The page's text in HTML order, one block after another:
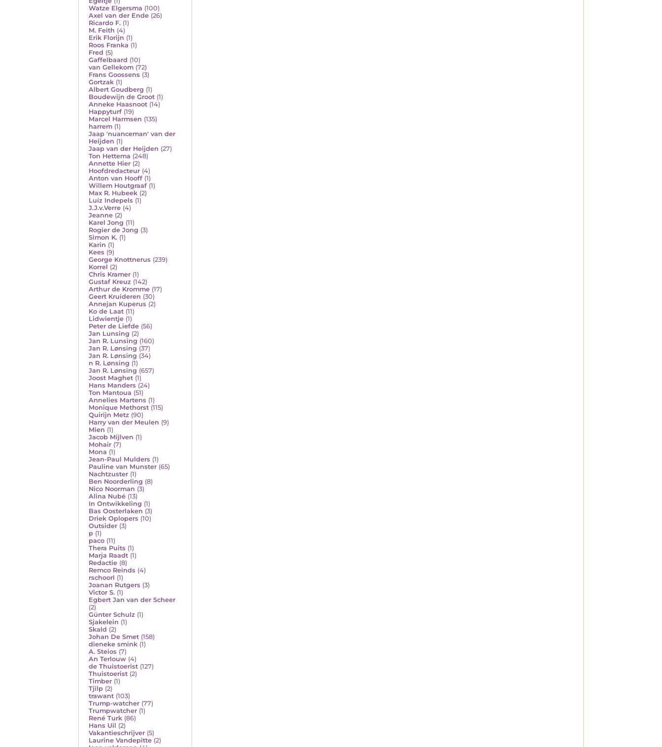
Watze Elgersma (100)
Axel van der Ende (26)
Ricardo F. (1)
M. Feith (4)
Erik Florijn (1)
Roos Franka (1)
Fred (5)
Gaffelbaard (10)
van Gellekom (72)
Frans Goossens (3)
Gortzak (1)
Albert Goudberg (1)
Boudewijn de Groot (1)
Anneke Haasnoot (14)
Happyturf (19)
Marcel Harmsen (135)
harrem (1)
Jaap 'nuanceman' van der
Heijden (1)
Jaap van der Heijden (27)
Ton Hettema (248)
Annette Hier (2)
Hoofdredacteur (4)
Anton van Hooff (1)
Willem Houtgraaf (1)
Max R. Hubeek (2)
Luíz Indepels (1)
J.J.v.Verre (4)
Jeanne (2)
Karel Jong (11)
Rogier de Jong (3)
Simon K. (1)
Karin (1)
Kees (9)
George Knottnerus (239)
Korrel (2)
Chris Kramer (1)
Gustaf Kreuz (142)
Arthur de Kromme (17)
Geert Kruideren (30)
Annejan Kuperus (2)
Ko de Laat (11)
Lidwientje (1)
Peter de Liefde (56)
Jan Lunsing (2)
Jan R. Lunsing (160)
Jan R. Lønsing (37)
Jan R. Lønsing (34)
n R. Lønsing (1)
Jan R. Lønsing (657)
Joost Maghet (1)
Hans Manders (24)
Ton Mantoua (51)
Annelies Martens (1)
Monique Methorst (115)
Quirijn Metz (90)
Harry van der Meulen (9)
Mien (1)
Jacob Mijlven (1)
Mohair (7)
Mona (1)
Jean-Paul Mulders (1)
Pauline van Munster (65)
Nachtzuster (1)
Ben Noorderling (8)
Nico Noorman (3)
Alina Nubé (13)
In Ontwikkeling (1)
Bas Oosterlaken (3)
Driek Oplopers (10)
Outsider (3)
p (1)
paco (11)
Thera Puits (1)
Marja Raadt (1)
Redactie (8)
Remco Reinds (4)
rschoorl (1)
Joanan Rutgers (3)
Victor S. (1)
Egbert Jan van der Scheer
(2)
Günter Schulz (1)
Sjakelein (1)
Skald (2)
Johan De Smet (158)
dieneke smink (1)
A. Steios (7)
An Terlouw (4)
de Thuistoerist (127)
Thuistoerist (2)
Timber (1)
Tjilp (2)
trawant (103)
Trump-watcher (77)
Trumpwatcher (1)
René Turk (86)
Hans Uil (2)
Vakantieschrijver (5)
Laurine Vandepitte (2)